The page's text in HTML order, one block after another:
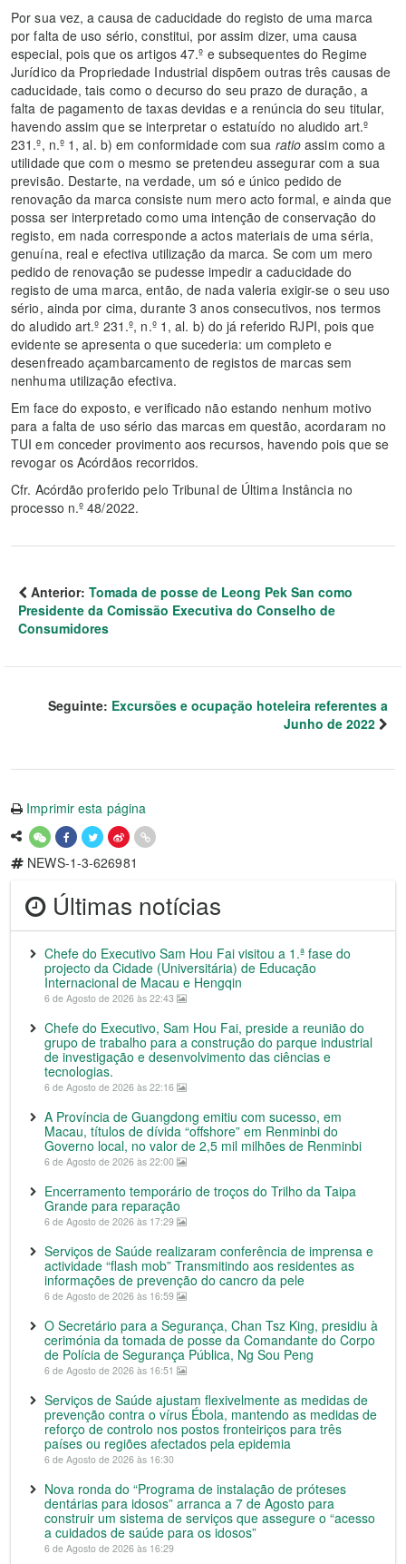
Por sua vez, a causa de caducidade do registo de uma marca
por falta de uso sério, constitui, por assim dizer, uma causa
especial, pois que os artigos 47.º e subsequentes do Regime
Jurídico da Propriedade Industrial dispõem outras três causas de
caducidade, tais como o decurso do seu prazo de duração, a
falta de pagamento de taxas devidas e a renúncia do seu titular,
havendo assim que se interpretar o estatuído no aludido art.º
231.º, n.º 1, al. b) em conformidade com sua ratio assim como a
utilidade que com o mesmo se pretendeu assegurar com a sua
previsão. Destarte, na verdade, um só e único pedido de
renovação da marca consiste num mero acto formal, e ainda que
possa ser interpretado como uma intenção de conservação do
registo, em nada corresponde a actos materiais de uma séria,
genuína, real e efectiva utilização da marca. Se com um mero
pedido de renovação se pudesse impedir a caducidade do
registo de uma marca, então, de nada valeria exigir-se o seu uso
sério, ainda por cima, durante 3 anos consecutivos, nos termos
do aludido art.º 231.º, n.º 1, al. b) do já referido RJPI, pois que
evidente se apresenta o que sucederia: um completo e
desenfreado açambarcamento de registos de marcas sem
nenhuma utilização efectiva.
Em face do exposto, e verificado não estando nenhum motivo
para a falta de uso sério das marcas em questão, acordaram no
TUI em conceder provimento aos recursos, havendo pois que se
revogar os Acórdãos recorridos.
Cfr. Acórdão proferido pelo Tribunal de Última Instância no
processo n.º 48/2022.
Anterior: Tomada de posse de Leong Pek San como
Presidente da Comissão Executiva do Conselho de
Consumidores
Seguinte: Excursões e ocupação hoteleira referentes a
Junho de 2022
Imprimir esta página
NEWS-1-3-626981
Últimas notícias
Chefe do Executivo Sam Hou Fai visitou a 1.ª fase do
projecto da Cidade (Universitária) de Educação
Internacional de Macau e Hengqin
6 de Agosto de 2026 às 22:43
Chefe do Executivo, Sam Hou Fai, preside a reunião do
grupo de trabalho para a construção do parque industrial
de investigação e desenvolvimento das ciências e
tecnologias.
6 de Agosto de 2026 às 22:16
A Província de Guangdong emitiu com sucesso, em
Macau, títulos de dívida “offshore” em Renminbi do
Governo local, no valor de 2,5 mil milhões de Renminbi
6 de Agosto de 2026 às 22:00
Encerramento temporário de troços do Trilho da Taipa
Grande para reparação
6 de Agosto de 2026 às 17:29
Serviços de Saúde realizaram conferência de imprensa e
actividade “flash mob” Transmitindo aos residentes as
informações de prevenção do cancro da pele
6 de Agosto de 2026 às 16:59
O Secretário para a Segurança, Chan Tsz King, presidiu à
cerimónia da tomada de posse da Comandante do Corpo
de Polícia de Segurança Pública, Ng Sou Peng
6 de Agosto de 2026 às 16:51
Serviços de Saúde ajustam flexivelmente as medidas de
prevenção contra o vírus Ébola, mantendo as medidas de
reforço de controlo nos postos fronteiriços para três
países ou regiões afectados pela epidemia
6 de Agosto de 2026 às 16:30
Nova ronda do “Programa de instalação de próteses
dentárias para idosos” arranca a 7 de Agosto para
construir um sistema de serviços que assegure o “acesso
a cuidados de saúde para os idosos”
6 de Agosto de 2026 às 16:29